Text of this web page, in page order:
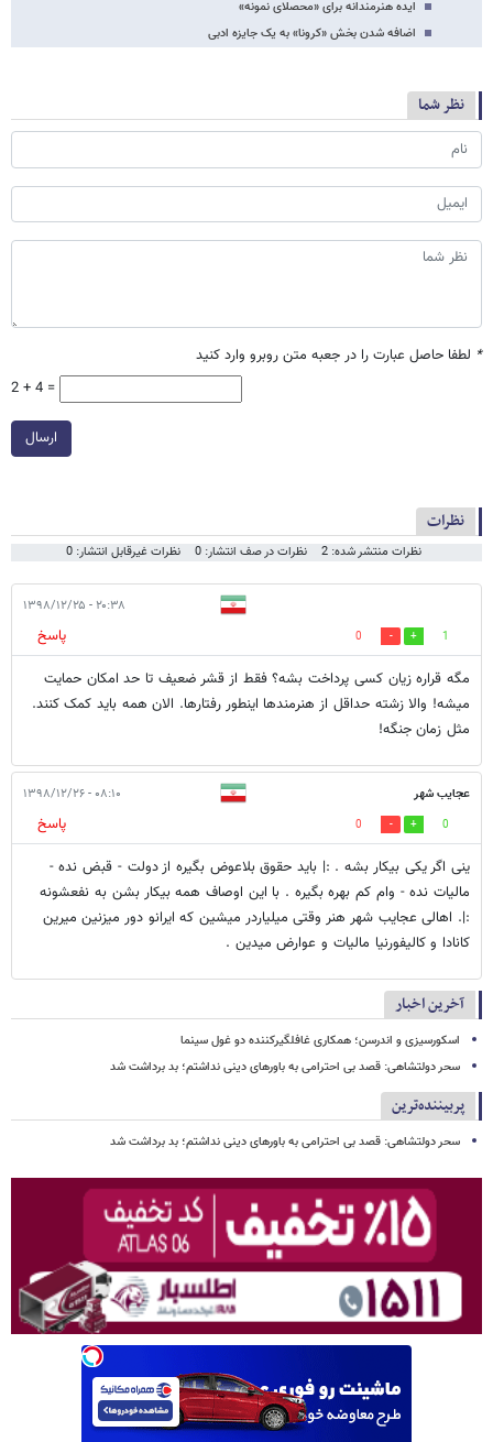
ایده هنرمندانه برای «محصلای نمونه»
اضافه شدن بخش «کرونا» به یک جایزه ادبی
نظر شما
* لطفا حاصل عبارت را در جعبه متن روبرو وارد کنید
2 + 4 =
ارسال
نظرات
نظرات منتشر شده: 2 نظرات در صف انتشار: 0 نظرات غیرقابل انتشار: 0
۲۰:۳۸ - ۱۳۹۸/۱۲/۲۵
1
0
پاسخ
مگه قراره زیان کسی پرداخت بشه؟ فقط از قشر ضعیف تا حد امکان حمایت
میشه! والا زشته حداقل از هنرمندها اینطور رفتارها. الان همه باید کمک کنند.
مثل زمان جنگه!
عجایب شهر ۰۸:۱۰ - ۱۳۹۸/۱۲/۲۶
0
0
پاسخ
ینی اگر یکی بیکار بشه . :| باید حقوق بلاعوض بگیره از دولت - قبض نده -
مالیات نده - وام کم بهره بگیره . با این اوصاف همه بیکار بشن به نفعشونه
:|. اهالی عجایب شهر هنر وقتی میلیاردر میشین که ایرانو دور میزنین میرین
کانادا و کالیفورنیا مالیات و عوارض میدین .
آخرین اخبار
اسکورسیزی و اندرسن؛ همکاری غافلگیرکننده دو غول سینما
سحر دولتشاهی: قصد بی احترامی به باورهای دینی نداشتم؛ بد برداشت شد
پربیننده‌ترین
سحر دولتشاهی: قصد بی احترامی به باورهای دینی نداشتم؛ بد برداشت شد